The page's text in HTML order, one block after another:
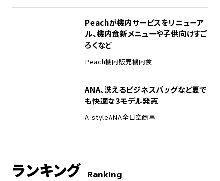
Peachが機内サービスをリニューア
ル、機内食新メニューや子供向けすご
ろくなど
Peach機内販売機内食
ANA、洗えるビジネスバッグなど夏で
も快適な3モデル発売
A-styleANA全日空商事
ランキング Ranking